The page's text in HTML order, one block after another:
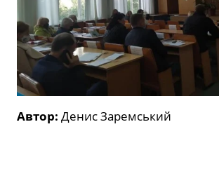
Автор: Денис Заремський